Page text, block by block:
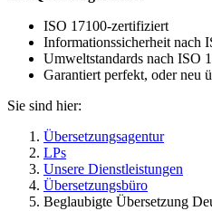
ISO 17100-zertifiziert
Informationssicherheit nach
Umweltstandards nach ISO
Garantiert perfekt, oder neu
Sie sind hier:
Übersetzungsagentur
LPs
Unsere Dienstleistungen
Übersetzungsbüro
Beglaubigte Übersetzung